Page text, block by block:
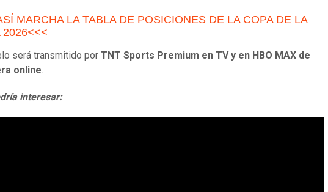
MARCHA LA TABLA DE POSICIONES DE LA COPA DE LA
2026<<<
será transmitido por TNT Sports Premium en TV y en HBO MAX de
online.
interesar: